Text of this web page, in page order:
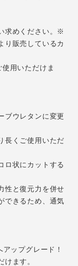
求めください。※
り販売しているカ
用いただけま
ブウレタンに変更
長くご使用いただ
ロ状にカットする
性と復元力を併せ
できるため、通気
ップグレード！
けます。